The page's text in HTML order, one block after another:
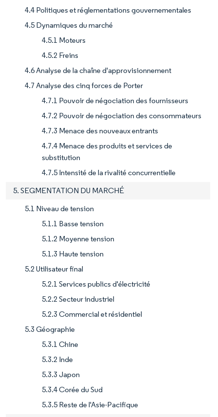
4.4 Politiques et réglementations gouvernementales
4.5 Dynamiques du marché
4.5.1 Moteurs
4.5.2 Freins
4.6 Analyse de la chaîne d'approvisionnement
4.7 Analyse des cinq forces de Porter
4.7.1 Pouvoir de négociation des fournisseurs
4.7.2 Pouvoir de négociation des consommateurs
4.7.3 Menace des nouveaux entrants
4.7.4 Menace des produits et services de
substitution
4.7.5 Intensité de la rivalité concurrentielle
5. SEGMENTATION DU MARCHÉ
5.1 Niveau de tension
5.1.1 Basse tension
5.1.2 Moyenne tension
5.1.3 Haute tension
5.2 Utilisateur final
5.2.1 Services publics d'électricité
5.2.2 Secteur industriel
5.2.3 Commercial et résidentiel
5.3 Géographie
5.3.1 Chine
5.3.2 Inde
5.3.3 Japon
5.3.4 Corée du Sud
5.3.5 Reste de l'Asie-Pacifique